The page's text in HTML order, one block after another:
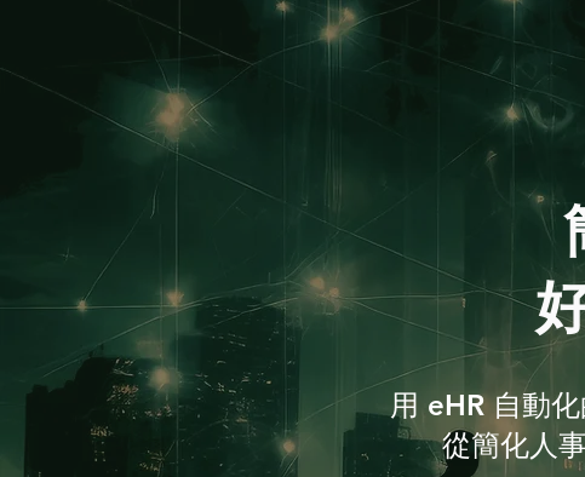
用 eHR 自動
從簡化人